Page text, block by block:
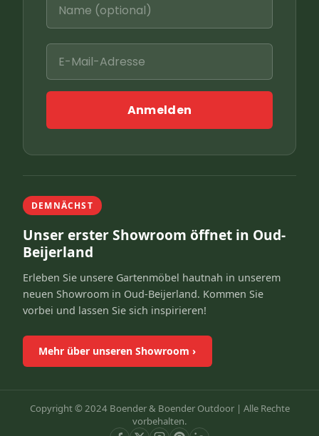
Anmelden
DEMNÄCHST
Unser erster Showroom öffnet in Oud-
Beijerland
Erleben Sie unsere Gartenmöbel hautnah in unserem
neuen Showroom in Oud-Beijerland. Kommen Sie
vorbei und lassen Sie sich inspirieren!
Mehr über unseren Showroom ›
Copyright © 2024 Boender & Boender Outdoor | Alle Rechte
vorbehalten.